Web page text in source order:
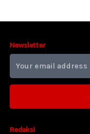
Redaksi
Newsletter